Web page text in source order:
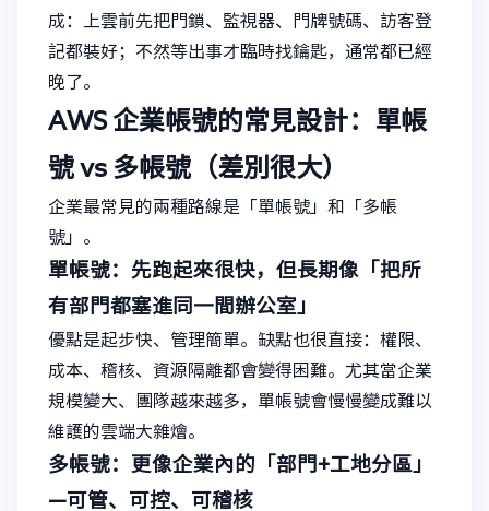
成：上雲前先把門鎖、監視器、門牌號碼、訪客登
記都裝好；不然等出事才臨時找鑰匙，通常都已經
晚了。
AWS 企業帳號的常見設計：單帳
號 vs 多帳號（差別很大）
企業最常見的兩種路線是「單帳號」和「多帳
號」。
單帳號：先跑起來很快，但長期像「把所
有部門都塞進同一間辦公室」
優點是起步快、管理簡單。缺點也很直接：權限、
成本、稽核、資源隔離都會變得困難。尤其當企業
規模變大、團隊越來越多，單帳號會慢慢變成難以
維護的雲端大雜燴。
多帳號：更像企業內的「部門+工地分區」
—可管、可控、可稽核